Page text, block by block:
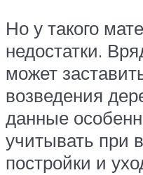
Но у такого
недостатки.
может
возведения
данные
учитывать при
постройки и